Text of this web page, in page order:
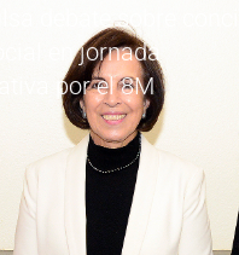
debate sobre
en jornada
por el 8M